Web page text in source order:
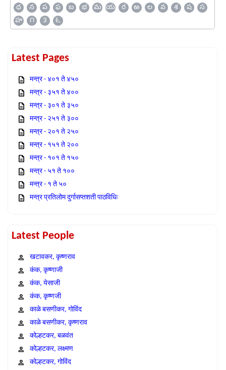
ధ
న ప ఫ బ భ మ య ర ఱ ల వ శ ష
స
హ
౧ ౩ ౬
Latest Pages
मन्त्र - ४०१ ते ४५०
मन्त्र - ३५१ ते ४००
मन्त्र - ३०१ ते ३५०
मन्त्र - २५१ ते ३००
मन्त्र - २०१ ते २५०
मन्त्र - १५१ ते २००
मन्त्र - १०१ ते १५०
मन्त्र - ५१ ते १००
मन्त्र - १ ते ५०
मन्त्र प्रतिलोम दुर्गासप्तशती पाठविधिः
Latest People
खटावकर, कृष्णराव
कंक, कृष्णाजी
कंक, येसाजी
कंक, कृष्णजी
काळे बसणीकर, गोविंद
काळे बसणीकर, कृष्णराव
कोल्हटकर, बळवंत
कोल्हटकर, लक्ष्मण
कोल्हटकर, गोविंद